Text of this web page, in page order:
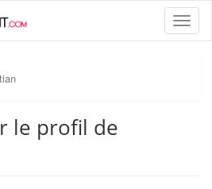
Toggle
le profil de